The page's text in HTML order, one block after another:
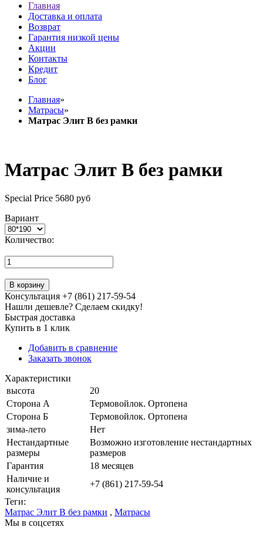
Главная
Доставка и оплата
Возврат
Гарантия низкой цены
Акции
Контакты
Кредит
Блог
Главная»
Матрасы»
Матрас Элит В без рамки
Матрас Элит В без рамки
Special Price 5680 руб
Вариант
Количество:
В корзину
Консультация +7 (861) 217-59-54
Нашли дешевле? Сделаем скидку!
Быстрая доставка
Купить в 1 клик
Добавить в сравнение
Заказать звонок
Характеристики
высота
20
Сторона А
Термовойлок. Ортопена
Сторона Б
Термовойлок. Ортопена
зима-лето
Нет
Нестандартные
размеры
Возможно изготовление нестандартных
размеров
Гарантия
18 месяцев
Наличие и
консультация
+7 (861) 217-59-54
Теги:
Матрас Элит В без рамки , Матрасы
Мы в соцсетях